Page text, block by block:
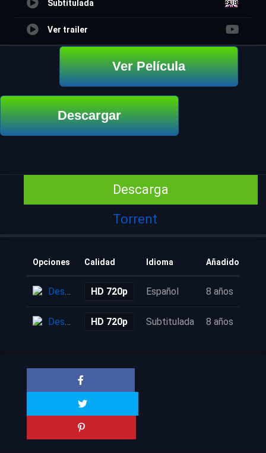
Subtitulada
Ver trailer
Ver Película
Descargar
Descarga
Torrent
Opciones Calidad Idioma Añadido
Descarga HD 720p Español 8 años
Descarga HD 720p Subtitulada 8 años